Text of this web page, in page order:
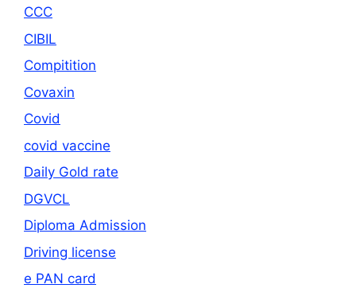
CCC
CIBIL
Compitition
Covaxin
Covid
covid vaccine
Daily Gold rate
DGVCL
Diploma Admission
Driving license
e PAN card